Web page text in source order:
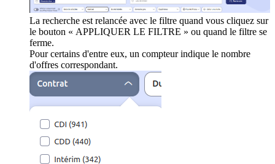
La recherche est relancée avec le filtre quand vous cliquez sur
le bouton « APPLIQUER LE FILTRE » ou quand le filtre se
ferme.
Pour certains d'entre eux, un compteur indique le nombre
d'offres correspondant.